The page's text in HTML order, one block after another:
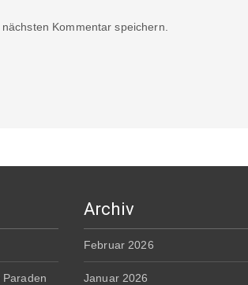
Kommentar speichern.
Archiv
Februar 2026
Januar 2026